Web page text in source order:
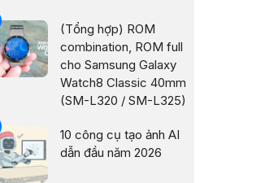
(Tổng hợp) ROM
combination, ROM full
cho Samsung Galaxy
Watch8 Classic 40mm
(SM-L320 / SM-L325)
10 công cụ tạo ảnh AI
dẫn đầu năm 2026